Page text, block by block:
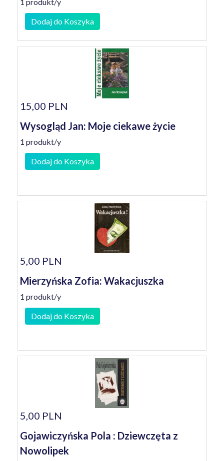
Dodaj do Koszyka
15,00 PLN
Wysogląd Jan: Moje ciekawe życie
1 produkt/y
Dodaj do Koszyka
5,00 PLN
Mierzyńska Zofia: Wakacjuszka
1 produkt/y
Dodaj do Koszyka
5,00 PLN
Gojawiczyńska Pola : Dziewczęta z
Nowolipek